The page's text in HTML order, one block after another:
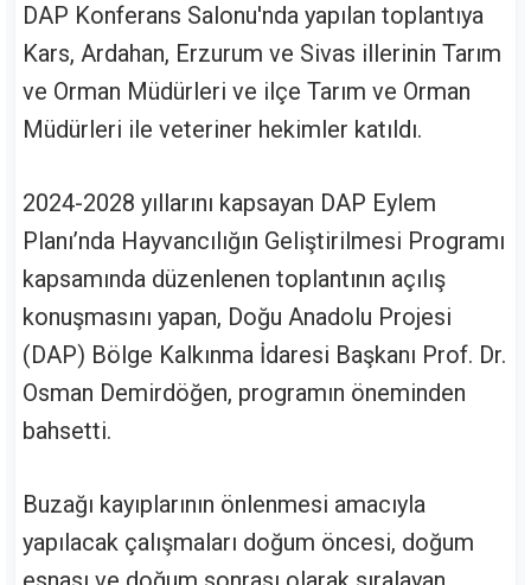
DAP Konferans Salonu'nda yapılan toplantıya
Kars, Ardahan, Erzurum ve Sivas illerinin Tarım
ve Orman Müdürleri ve ilçe Tarım ve Orman
Müdürleri ile veteriner hekimler katıldı.
2024-2028 yıllarını kapsayan DAP Eylem
Planı’nda Hayvancılığın Geliştirilmesi Programı
kapsamında düzenlenen toplantının açılış
konuşmasını yapan, Doğu Anadolu Projesi
(DAP) Bölge Kalkınma İdaresi Başkanı Prof. Dr.
Osman Demirdöğen, programın öneminden
bahsetti.
Buzağı kayıplarının önlenmesi amacıyla
yapılacak çalışmaları doğum öncesi, doğum